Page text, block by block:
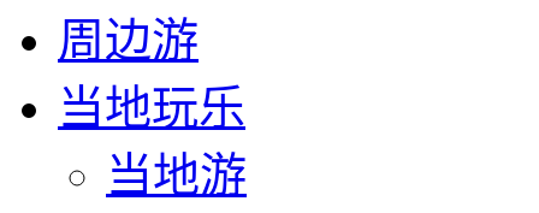
周边游
当地玩乐
当地游